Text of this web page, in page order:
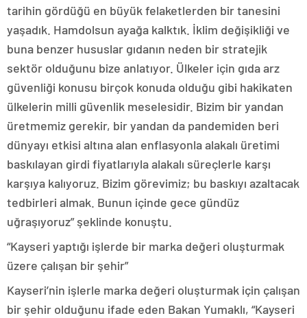
tarihin gördüğü en büyük felaketlerden bir tanesini
yaşadık. Hamdolsun ayağa kalktık. İklim değişikliği ve
buna benzer hususlar gıdanın neden bir stratejik
sektör olduğunu bize anlatıyor. Ülkeler için gıda arz
güvenliği konusu birçok konuda olduğu gibi hakikaten
ülkelerin milli güvenlik meselesidir. Bizim bir yandan
üretmemiz gerekir, bir yandan da pandemiden beri
dünyayı etkisi altına alan enflasyonla alakalı üretimi
baskılayan girdi fiyatlarıyla alakalı süreçlerle karşı
karşıya kalıyoruz. Bizim görevimiz; bu baskıyı azaltacak
tedbirleri almak. Bunun içinde gece gündüz
uğraşıyoruz” şeklinde konuştu.
“Kayseri yaptığı işlerde bir marka değeri oluşturmak
üzere çalışan bir şehir”
Kayseri’nin işlerle marka değeri oluşturmak için çalışan
bir şehir olduğunu ifade eden Bakan Yumaklı, “Kayseri